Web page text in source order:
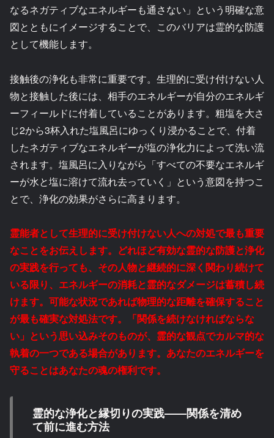
なるネガティブなエネルギーも通さない」という明確な意
図とともにイメージすることで、このバリアは霊的な防護
として機能します。
接触後の浄化も非常に重要です。生理的に受け付けない人
物と接触した後には、相手のエネルギーが自分のエネルギ
ーフィールドに付着していることがあります。粗塩を大さ
じ2から3杯入れた塩風呂にゆっくり浸かることで、付着
したネガティブなエネルギーが塩の浄化力によって洗い流
されます。塩風呂に入りながら「すべての不要なエネルギ
ーが水と塩に溶けて流れ去っていく」という意図を持つこ
とで、浄化の効果がさらに高まります。
霊能者として生理的に受け付けない人への対処で最も重要
なことをお伝えします。どれほど有効な霊的な防護と浄化
の実践を行っても、その人物と継続的に深く関わり続けて
いる限り、エネルギーの消耗と霊的なダメージは蓄積し続
けます。可能な状況であれば物理的な距離を確保すること
が最も確実な対処法です。「関係を続けなければならな
い」という思い込みそのものが、霊的な観点でカルマ的な
執着の一つである場合があります。あなたのエネルギーを
守ることはあなたの魂の権利です。
霊的な浄化と縁切りの実践——関係を清め
て前に進む方法